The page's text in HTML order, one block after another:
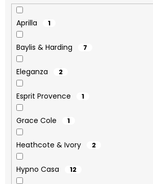
Aprilla 1
Baylis & Harding 7
Eleganza 2
Esprit Provence 1
Grace Cole 1
Heathcote & Ivory 2
Hypno Casa 12